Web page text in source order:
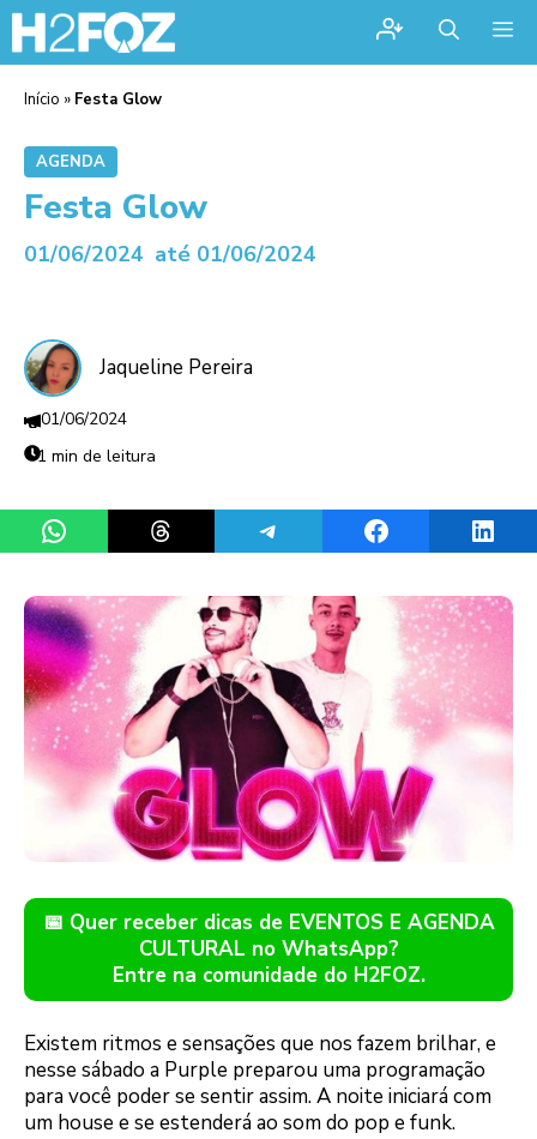
Início » Festa Glow
AGENDA
Festa Glow
01/06/2024 até 01/06/2024
Jaqueline Pereira
01/06/2024
1 min de leitura
Share on WhatsAppShare on ThreadsShare on TelegramShare on Facebook
📅 Quer receber dicas de EVENTOS E AGENDA
CULTURAL no WhatsApp?
Entre na comunidade do H2FOZ.
Existem ritmos e sensações que nos fazem brilhar, e
nesse sábado a Purple preparou uma programação
para você poder se sentir assim. A noite iniciará com
um house e se estenderá ao som do pop e funk.